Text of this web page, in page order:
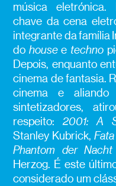
música eletrónica.
chave da cena
integrante da família
do housee techno
Depois, enquanto
cinema de fantasia.
cinema e
sintetizadores,
respeito:2001: A
Stanley Kubrick,
Phantom der Nacht
Herzog. É este
considerado um